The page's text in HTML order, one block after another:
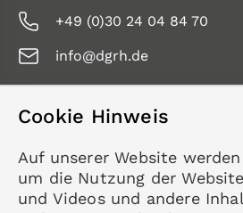
+49 (0)30 24 04 84 70
info@dgrh.de
Service
Kontakt
Datenschutz
Cookie Hinweis
Auf unserer Website
um die Nutzung der
und Videos und andere